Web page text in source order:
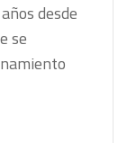
desde
se